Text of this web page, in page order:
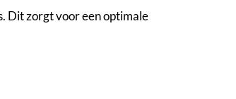
Dit zorgt voor een optimale